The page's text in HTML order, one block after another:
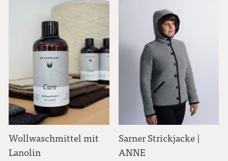
Wollwaschmittel mit
Lanolin
Sarner Strickjacke |
ANNE